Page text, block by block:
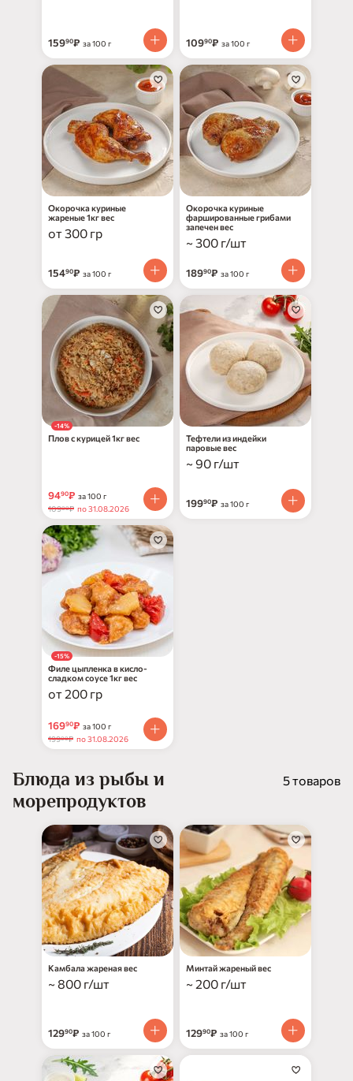
15990₽ за 100 г 10990₽ за 100 г
Окорочка куриные
жареные 1кг вес
от 300 гр
15490₽ за 100 г
Окорочка куриные
фаршированные грибами
запечен вес
~ 300 г/шт
18990₽ за 100 г
-14%
Плов с курицей 1кг вес
9490₽ за 100 г
10900₽ по 31.08.2026
Тефтели из индейки
паровые вес
~ 90 г/шт
19990₽ за 100 г
-15%
Филе цыпленка в кисло-
сладком соусе 1кг вес
от 200 гр
16990₽ за 100 г
19900₽ по 31.08.2026
Блюда из рыбы и
морепродуктов
5 товаров
Камбала жареная вес
~ 800 г/шт
12990₽ за 100 г
Минтай жареный вес
~ 200 г/шт
12990₽ за 100 г